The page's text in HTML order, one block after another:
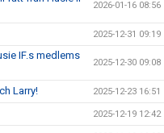
2026-01-16 08:56
2025-12-31 09:19
IF.s medlems
2025-12-30 09:08
Larry! 2025-12-23 16:51
2025-12-19 12:42